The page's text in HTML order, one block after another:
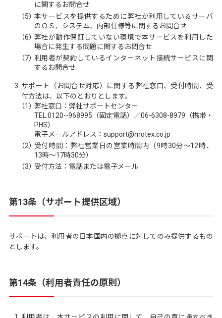
に関するお問合せ
（5）本サービスを提供するために弊社が利用しているサーバ
のＯＳ、システム、内部仕様等に関するお問合せ
（6）弊社が動作保証していない環境で本サービスを利用した
場合に発生する問題に関するお問合せ
（7）利用者が契約しているインターネット接続サービスに関
するお問合せ
サポート（お問合せ対応）に関する弊社窓口、受付時間、受
付方法は、以下のとおりとします。
（1）弊社窓口：弊社サポートセンター
TEL:0120--968995（固定電話）／06-6308-8979（携帯・
PHS）
電子メールアドレス：support@motex.co.jp
（2）受付時間：弊社営業日の営業時間内（9時30分～12時、
13時～17時30分）
（3）受付方法：電話または電子メール
第13条（サポート提供区域）
サポートは、利用者の日本国内の拠点に対してのみ提供するもの
とします。
第14条（利用者責任の原則）